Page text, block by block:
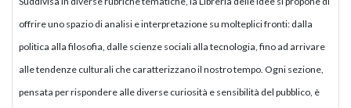
offrire uno spazio di analisi e interpretazione su molteplici fronti: dalla
politica alla filosofia, dalle scienze sociali alla tecnologia, fino ad arrivare
alle tendenze culturali che caratterizzano il nostro tempo. Ogni sezione,
pensata per rispondere alle diverse curiosità e sensibilità del pubblico, è